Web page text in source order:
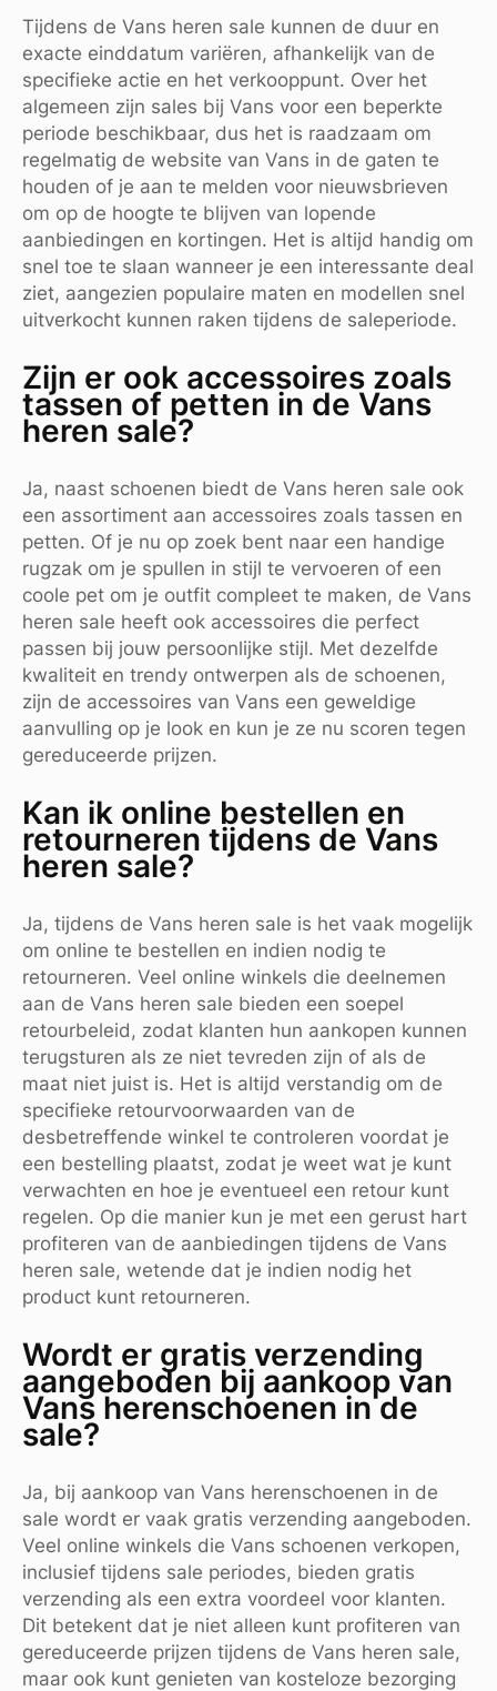
Tijdens de Vans heren sale kunnen de duur en
exacte einddatum variëren, afhankelijk van de
specifieke actie en het verkooppunt. Over het
algemeen zijn sales bij Vans voor een beperkte
periode beschikbaar, dus het is raadzaam om
regelmatig de website van Vans in de gaten te
houden of je aan te melden voor nieuwsbrieven
om op de hoogte te blijven van lopende
aanbiedingen en kortingen. Het is altijd handig om
snel toe te slaan wanneer je een interessante deal
ziet, aangezien populaire maten en modellen snel
uitverkocht kunnen raken tijdens de saleperiode.
Zijn er ook accessoires zoals
tassen of petten in de Vans
heren sale?
Ja, naast schoenen biedt de Vans heren sale ook
een assortiment aan accessoires zoals tassen en
petten. Of je nu op zoek bent naar een handige
rugzak om je spullen in stijl te vervoeren of een
coole pet om je outfit compleet te maken, de Vans
heren sale heeft ook accessoires die perfect
passen bij jouw persoonlijke stijl. Met dezelfde
kwaliteit en trendy ontwerpen als de schoenen,
zijn de accessoires van Vans een geweldige
aanvulling op je look en kun je ze nu scoren tegen
gereduceerde prijzen.
Kan ik online bestellen en
retourneren tijdens de Vans
heren sale?
Ja, tijdens de Vans heren sale is het vaak mogelijk
om online te bestellen en indien nodig te
retourneren. Veel online winkels die deelnemen
aan de Vans heren sale bieden een soepel
retourbeleid, zodat klanten hun aankopen kunnen
terugsturen als ze niet tevreden zijn of als de
maat niet juist is. Het is altijd verstandig om de
specifieke retourvoorwaarden van de
desbetreffende winkel te controleren voordat je
een bestelling plaatst, zodat je weet wat je kunt
verwachten en hoe je eventueel een retour kunt
regelen. Op die manier kun je met een gerust hart
profiteren van de aanbiedingen tijdens de Vans
heren sale, wetende dat je indien nodig het
product kunt retourneren.
Wordt er gratis verzending
aangeboden bij aankoop van
Vans herenschoenen in de
sale?
Ja, bij aankoop van Vans herenschoenen in de
sale wordt er vaak gratis verzending aangeboden.
Veel online winkels die Vans schoenen verkopen,
inclusief tijdens sale periodes, bieden gratis
verzending als een extra voordeel voor klanten.
Dit betekent dat je niet alleen kunt profiteren van
gereduceerde prijzen tijdens de Vans heren sale,
maar ook kunt genieten van kosteloze bezorging